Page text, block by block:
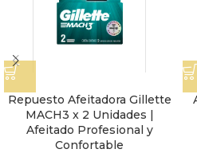
Repuesto Afeitadora Gillette
MACH3 x 2 Unidades |
Afeitado Profesional y
Confortable